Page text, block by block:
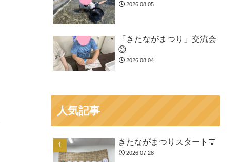
2026.08.05
「きたながまつり」交流会
😊
2026.08.04
人気記事
きたながまつりスタート🎐
2026.07.28